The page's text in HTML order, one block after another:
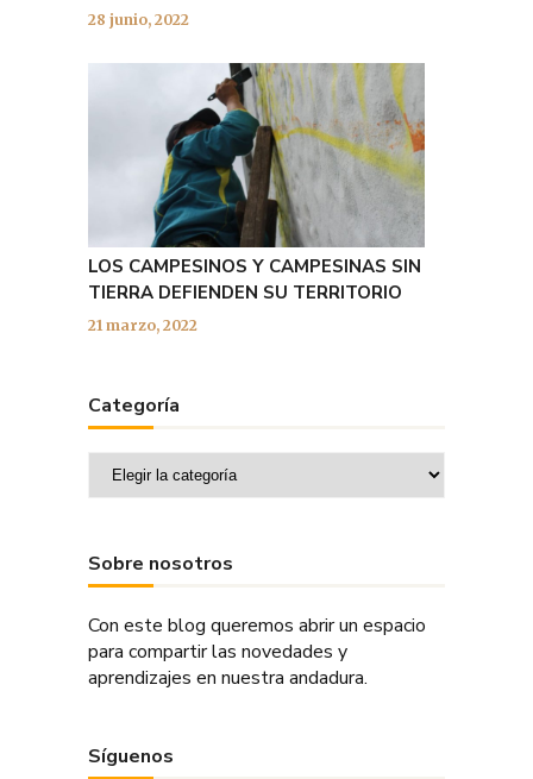
28 junio, 2022
LOS CAMPESINOS Y CAMPESINAS SIN
TIERRA DEFIENDEN SU TERRITORIO
21 marzo, 2022
Categoría
Categoría
Sobre nosotros
Con este blog queremos abrir un espacio
para compartir las novedades y
aprendizajes en nuestra andadura.
Síguenos